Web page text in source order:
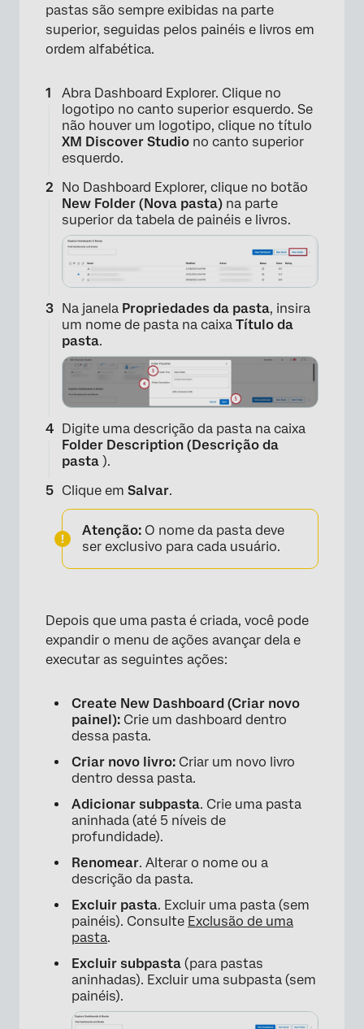
×
pastas são sempre exibidas na parte
superior, seguidas pelos painéis e livros em
ordem alfabética.
Abra Dashboard Explorer. Clique no
logotipo no canto superior esquerdo. Se
não houver um logotipo, clique no título
XM Discover Studio no canto superior
esquerdo.
No Dashboard Explorer, clique no botão
New Folder (Nova pasta) na parte
superior da tabela de painéis e livros.
×
Na janela Propriedades da pasta, insira
um nome de pasta na caixa Título da
pasta.
×
Digite uma descrição da pasta na caixa
Folder Description (Descrição da
pasta ).
Clique em Salvar.
Atenção: O nome da pasta deve
ser exclusivo para cada usuário.
Depois que uma pasta é criada, você pode
expandir o menu de ações avançar dela e
executar as seguintes ações:
Create New Dashboard (Criar novo
painel): Crie um dashboard dentro
dessa pasta.
Criar novo livro: Criar um novo livro
dentro dessa pasta.
Adicionar subpasta. Crie uma pasta
aninhada (até 5 níveis de
profundidade).
Renomear. Alterar o nome ou a
descrição da pasta.
Excluir pasta. Excluir uma pasta (sem
painéis). Consulte Exclusão de uma
pasta.
Excluir subpasta (para pastas
aninhadas). Excluir uma subpasta (sem
painéis).